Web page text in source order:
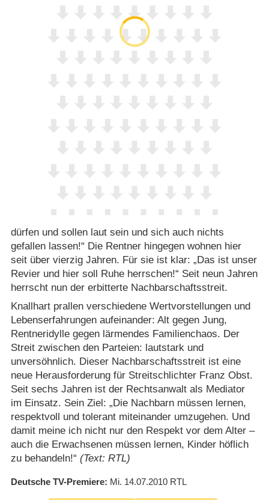
dürfen und sollen laut sein und sich auch nichts
gefallen lassen!“ Die Rentner hingegen wohnen hier
seit über vierzig Jahren. Für sie ist klar: „Das ist unser
Revier und hier soll Ruhe herrschen!“ Seit neun Jahren
herrscht nun der erbitterte Nachbarschaftsstreit.
Knallhart prallen verschiedene Wertvorstellungen und
Lebenserfahrungen aufeinander: Alt gegen Jung,
Rentneridylle gegen lärmendes Familienchaos. Der
Streit zwischen den Parteien: lautstark und
unversöhnlich. Dieser Nachbarschaftsstreit ist eine
neue Herausforderung für Streitschlichter Franz Obst.
Seit sechs Jahren ist der Rechtsanwalt als Mediator
im Einsatz. Sein Ziel: „Die Nachbarn müssen lernen,
respektvoll und tolerant miteinander umzugehen. Und
damit meine ich nicht nur den Respekt vor dem Alter –
auch die Erwachsenen müssen lernen, Kinder höflich
zu behandeln!“ (Text: RTL)
Deutsche TV-Premiere Mi. 14.07.2010 RTL